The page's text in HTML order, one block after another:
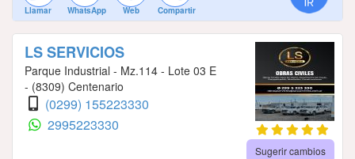
Llamar WhatsApp Web Compartir
LS SERVICIOS
Parque Industrial - Mz.114 - Lote 03 E
- (8309) Centenario
(0299) 155223330
2995223330
Sugerir cambios